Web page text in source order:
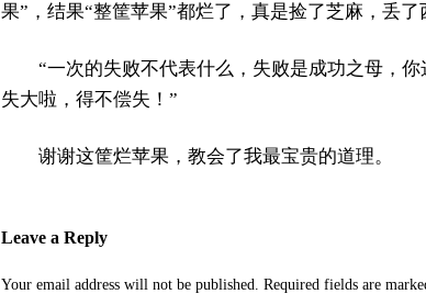
果”，结果“整筐苹果”都烂了，真是捡了芝麻，丢了
“一次的失败不代表什么，失败是成功之母，
失大啦，得不偿失！”
谢谢这筐烂苹果，教会了我最宝贵的道理。
Leave a Reply
Your email address will not be published. Required fields are